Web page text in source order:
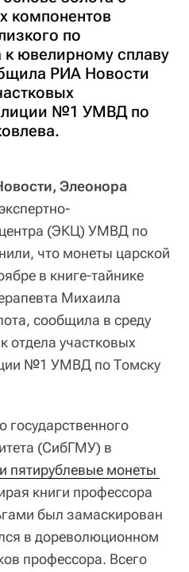
компонентов
по
ювелирному сплаву
РИА Новости
№1 УМВД по
Элеонора
(ЭКЦ) УМВД по
что монеты царской
в книге-тайнике
Михаила
сообщила в среду
отдела участковых
№1 УМВД по Томску
государственного
(СибГМУ) в
пятирублевые монеты
книги профессора
был замаскирован
в дореволюционном
профессора. Всего